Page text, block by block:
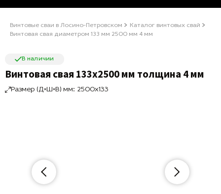
Винтовые сваи в Лосино-Петровском
Каталог винтовых свай
Винтовая свая диаметром 133 мм 2500 мм 4 мм
В наличии
Винтовая свая 133х2500 мм толщина 4 мм
Размер (Д×Ш×В) мм: 2500x133